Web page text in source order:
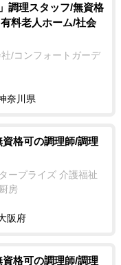
調理スタッフ/無資格
料老人ホーム/社会
/コンフォートガーデ
奈川県
格可の調理師/調理
ープライズ 介護福祉
房
阪府
格可の調理師/調理